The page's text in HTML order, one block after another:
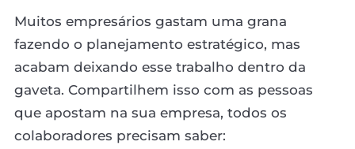
Muitos empresários gastam uma grana
fazendo o planejamento estratégico, mas
acabam deixando esse trabalho dentro da
gaveta. Compartilhem isso com as pessoas
que apostam na sua empresa, todos os
colaboradores precisam saber: